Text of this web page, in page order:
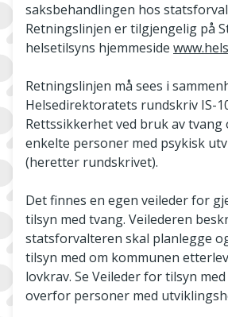
saksbehandlingen hos
Retningslinjen er tilgjengelig på
helsetilsyns hjemmeside
Retningslinjen må sees i
Helsedirektoratets rundskriv IS-
Rettssikkerhet ved bruk av
enkelte personer med psykisk
(heretter rundskrivet).
Det finnes en egen veileder for
tilsyn med tvang. Veilederen
statsforvalteren skal planlegge
tilsyn med om kommunen
lovkrav. Se Veileder for tilsyn
overfor personer med